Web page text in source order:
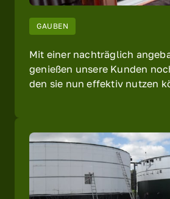
GAUBEN
Mit einer nachträglich
genießen unsere Kunden
den sie nun effektiv nutzen